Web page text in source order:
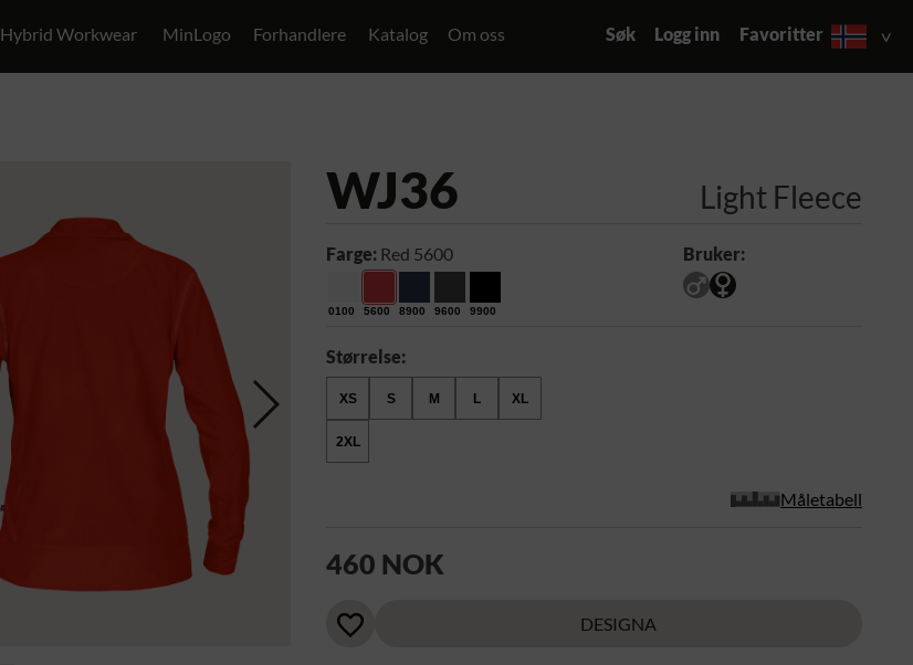
Hybrid Workwear MinLogo Forhandlere Katalog Om oss Søk Logg inn Favoritter
WJ36 Light Fleece
Farge: Red 5600
0100 5600 8900 9600 9900
Bruker:
Størrelse:
XS S M L XL
2XL
Måletabell
460 NOK
DESIGNA